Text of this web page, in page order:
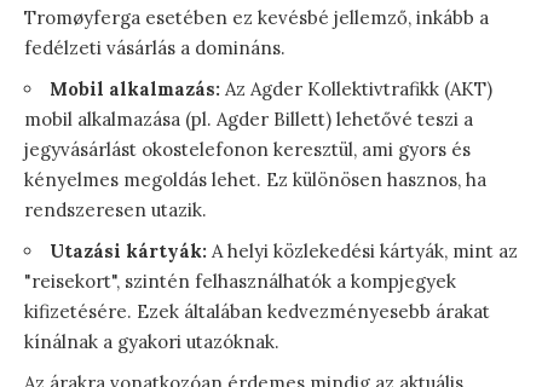
Tromøyferga esetében ez kevésbé jellemző, inkább a
fedélzeti vásárlás a domináns.
Mobil alkalmazás: Az Agder Kollektivtrafikk (AKT)
mobil alkalmazása (pl. Agder Billett) lehetővé teszi a
jegyvásárlást okostelefonon keresztül, ami gyors és
kényelmes megoldás lehet. Ez különösen hasznos, ha
rendszeresen utazik.
Utazási kártyák: A helyi közlekedési kártyák, mint az
"reisekort", szintén felhasználhatók a kompjegyek
kifizetésére. Ezek általában kedvezményesebb árakat
kínálnak a gyakori utazóknak.
Az árakra vonatkozóan érdemes mindig az aktuális,